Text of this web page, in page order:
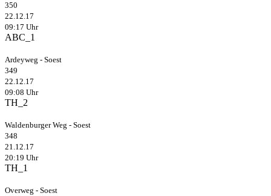
350
22.12.17
09:17 Uhr
ABC_1
Ardeyweg - Soest
349
22.12.17
09:08 Uhr
TH_2
Waldenburger Weg - Soest
348
21.12.17
20:19 Uhr
TH_1
Overweg - Soest